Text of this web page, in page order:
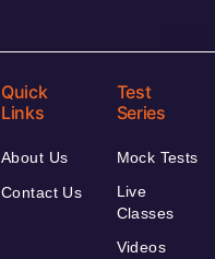
Quick
Links
About Us
Contact Us
Test
Series
Mock Tests
Live
Classes
Videos